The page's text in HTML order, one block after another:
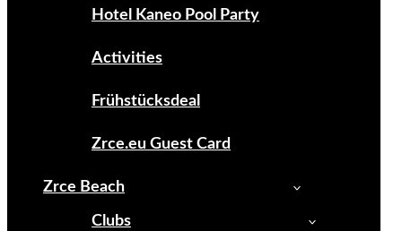
Hotel Kaneo Pool Party
Activities
Frühstücksdeal
Zrce.eu Guest Card
Zrce Beach
Clubs